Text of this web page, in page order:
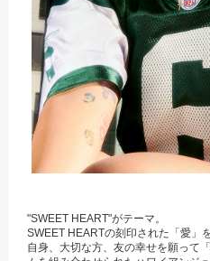
"SWEET HEART"がテーマ。
SWEET HEARTの刻印された「愛」
自身、大切な方、友の幸せを願って